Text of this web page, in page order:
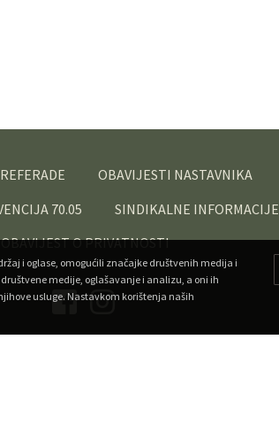
OBAVIJESTI NASTAVNIKA
70.05 SINDIKALNE INFORMACIJE
OBAVIJEST O PRIVATNOSTI
i oglase, omogućili značajke društvenih medija i
medije, oglašavanje i analizu, a oni ih
usluge. Nastavkom korištenja naših